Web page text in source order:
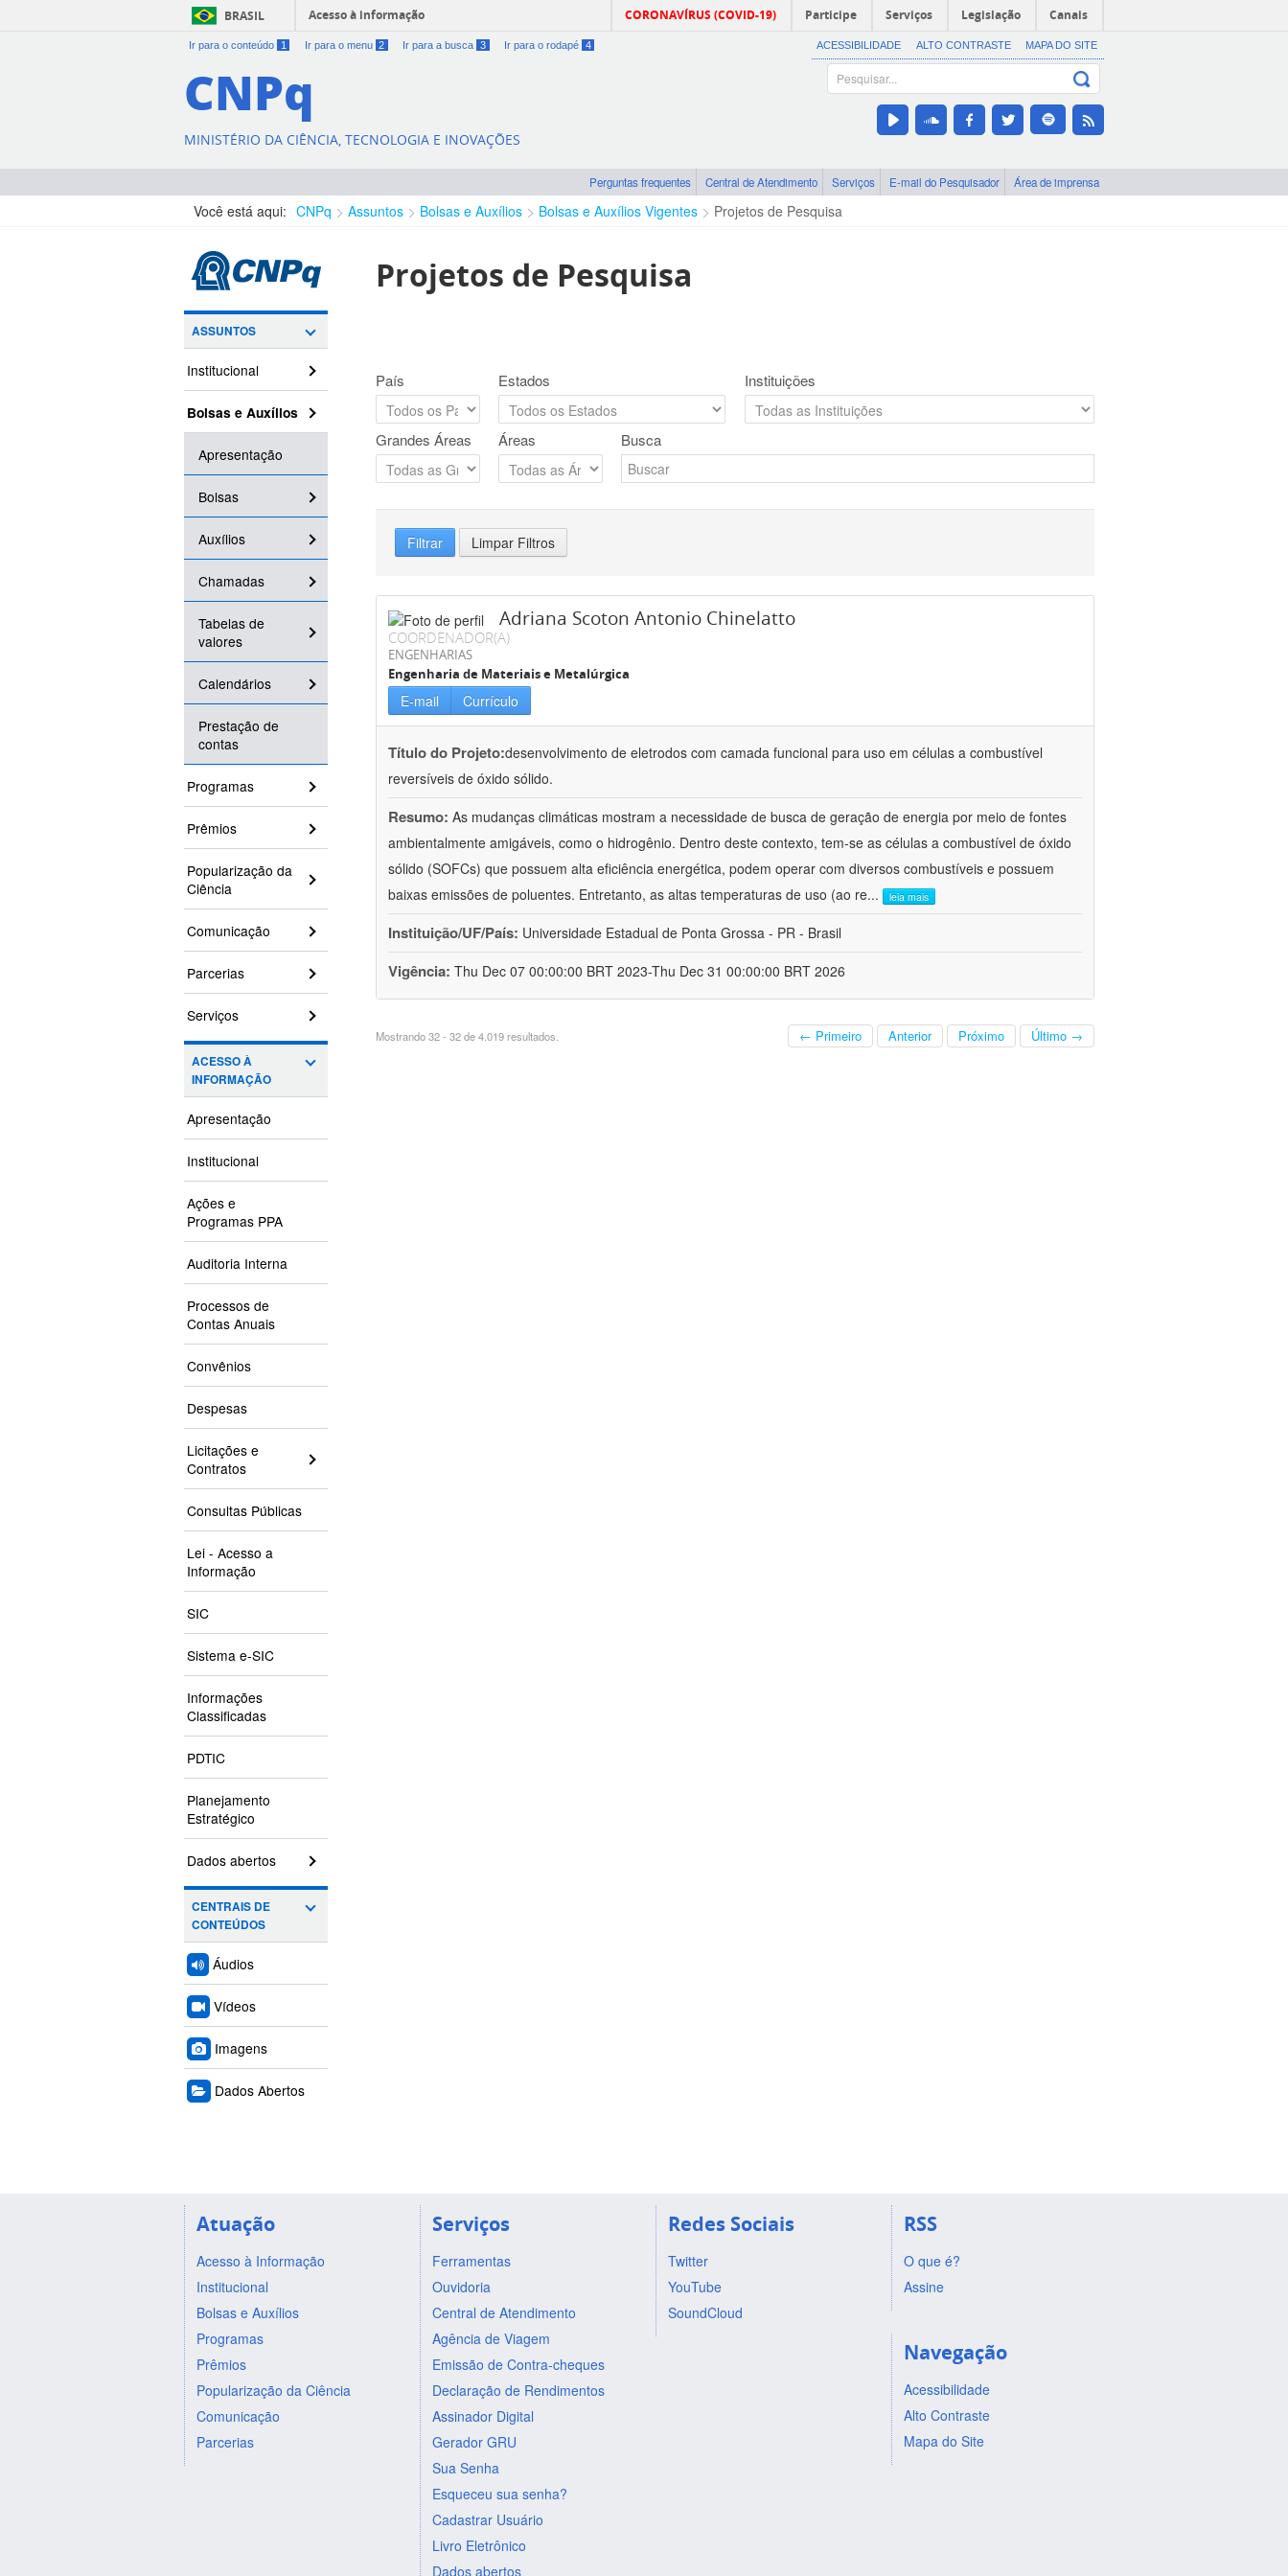
BRASIL Acesso à informação CORONAVÍRUS (COVID-19) Participe Serviços Legislação Canais
Ir para o conteúdo 1 Ir para o menu 2 Ir para a busca 3 Ir para o rodapé 4 ACESSIBILIDADE ALTO CONTRASTE MAPA DO SITE
CNPq
MINISTÉRIO DA CIÊNCIA, TECNOLOGIA E INOVAÇÕES
Perguntas frequentes Central de Atendimento Serviços E-mail do Pesquisador Área de imprensa
Você está aqui: CNPq Assuntos Bolsas e Auxílios Bolsas e Auxílios Vigentes Projetos de Pesquisa
ASSUNTOS
Institucional
Bolsas e Auxílios
Apresentação
Bolsas
Auxílios
Chamadas
Tabelas de
valores
Calendários
Prestação de
contas
Programas
Prêmios
Popularização da
Ciência
Comunicação
Parcerias
Serviços
ACESSO À
INFORMAÇÃO
Apresentação
Institucional
Ações e
Programas PPA
Auditoria Interna
Processos de
Contas Anuais
Convênios
Despesas
Licitações e
Contratos
Consultas Públicas
Lei - Acesso a
Informação
SIC
Sistema e-SIC
Informações
Classificadas
PDTIC
Planejamento
Estratégico
Dados abertos
CENTRAIS DE
CONTEÚDOS
Áudios
Vídeos
Imagens
Dados Abertos
Projetos de Pesquisa
País Estados Instituições
Grandes Áreas Áreas Busca
Filtrar Limpar Filtros
Adriana Scoton Antonio Chinelatto
COORDENADOR(A)
ENGENHARIAS
Engenharia de Materiais e Metalúrgica
E-mail Currículo
Título do Projeto:desenvolvimento de eletrodos com camada funcional para uso em células a combustível
reversíveis de óxido sólido.
Resumo: As mudanças climáticas mostram a necessidade de busca de geração de energia por meio de fontes
ambientalmente amigáveis, como o hidrogênio. Dentro deste contexto, tem-se as células a combustível de óxido
sólido (SOFCs) que possuem alta eficiência energética, podem operar com diversos combustíveis e possuem
baixas emissões de poluentes. Entretanto, as altas temperaturas de uso (ao re... leia mais
Instituição/UF/País: Universidade Estadual de Ponta Grossa - PR - Brasil
Vigência: Thu Dec 07 00:00:00 BRT 2023-Thu Dec 31 00:00:00 BRT 2026
Mostrando 32 - 32 de 4.019 resultados. ← Primeiro Anterior Próximo Último →
Atuação
Acesso à Informação
Institucional
Bolsas e Auxílios
Programas
Prêmios
Popularização da Ciência
Comunicação
Parcerias
Serviços
Ferramentas
Ouvidoria
Central de Atendimento
Agência de Viagem
Emissão de Contra-cheques
Declaração de Rendimentos
Assinador Digital
Gerador GRU
Sua Senha
Esqueceu sua senha?
Cadastrar Usuário
Livro Eletrônico
Dados abertos
Redes Sociais
Twitter
YouTube
SoundCloud
RSS
O que é?
Assine
Navegação
Acessibilidade
Alto Contraste
Mapa do Site